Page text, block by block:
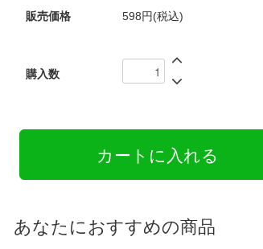
販売価格 598円(税込)
購入数
あなたにおすすめの商品